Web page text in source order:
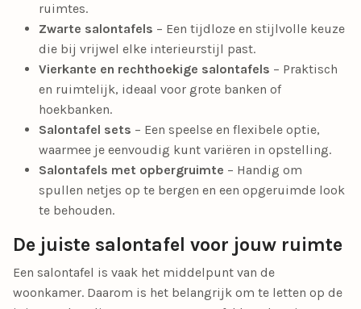
ruimtes.
Zwarte salontafels – Een tijdloze en stijlvolle keuze
die bij vrijwel elke interieurstijl past.
Vierkante en rechthoekige salontafels – Praktisch
en ruimtelijk, ideaal voor grote banken of
hoekbanken.
Salontafel sets – Een speelse en flexibele optie,
waarmee je eenvoudig kunt variëren in opstelling.
Salontafels met opbergruimte – Handig om
spullen netjes op te bergen en een opgeruimde look
te behouden.
De juiste salontafel voor jouw ruimte
Een salontafel is vaak het middelpunt van de
woonkamer. Daarom is het belangrijk om te letten op de